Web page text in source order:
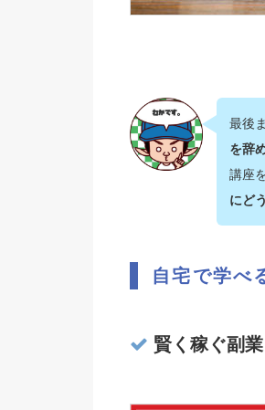
最後
を辞
講座
にど
自宅で学べ
賢く稼ぐ副